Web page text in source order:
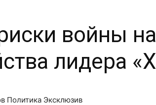
войны
лидера
Политика Эксклюзив